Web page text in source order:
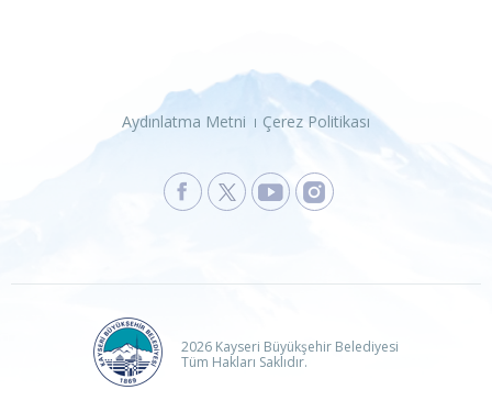
Aydınlatma Metni Çerez Politikası
2026 Kayseri Büyükşehir Belediyesi
Tüm Hakları Saklıdır.